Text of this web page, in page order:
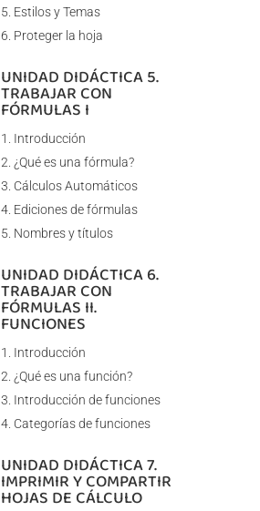
Estilos y Temas
Proteger la hoja
UNIDAD DIDÁCTICA 5.
TRABAJAR CON
FÓRMULAS I
Introducción
¿Qué es una fórmula?
Cálculos Automáticos
Ediciones de fórmulas
Nombres y títulos
UNIDAD DIDÁCTICA 6.
TRABAJAR CON
FÓRMULAS II.
FUNCIONES
Introducción
¿Qué es una función?
Introducción de funciones
Categorías de funciones
UNIDAD DIDÁCTICA 7.
IMPRIMIR Y COMPARTIR
HOJAS DE CÁLCULO